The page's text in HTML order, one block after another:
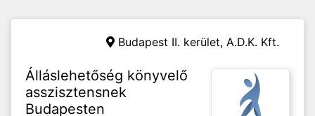
Budapest II. kerület, A.D.K. Kft.
Álláslehetőség könyvelő
asszisztensnek
Budapesten